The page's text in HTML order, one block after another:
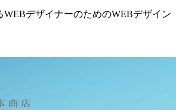
WEBデザイナーのためのWEBデザイン